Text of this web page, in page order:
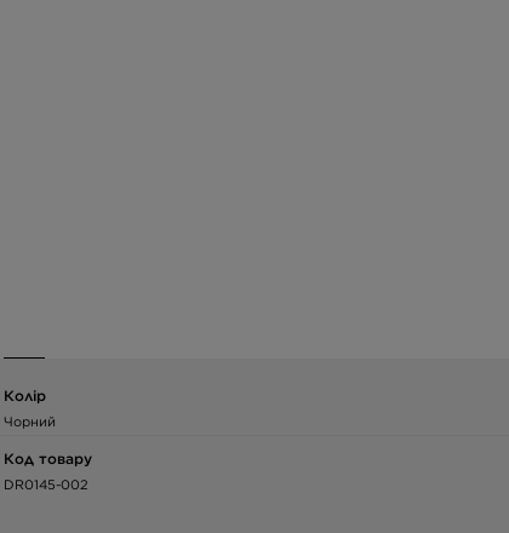
Колір
Чорний
Код товару
DR0145-002